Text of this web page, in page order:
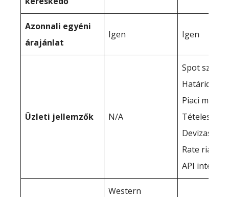
Azonnali egyéni
árajánlat
Igen Igen
Üzleti jellemzők N/A
Spot
Határidős
Piaci
Tételes
Rate
API
Western